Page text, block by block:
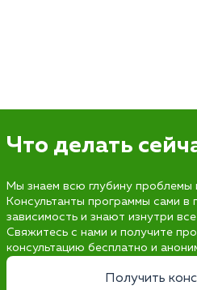
Что делать
Мы знаем всю глубину проблемы
Консультанты программы сами
зависимость и знают изнутри
Свяжитесь с нами и получите
консультацию бесплатно и
Получить